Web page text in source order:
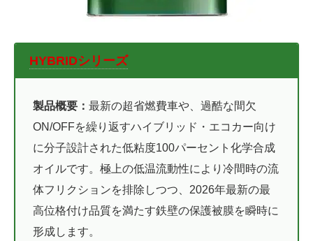
HYBRIDシリーズ
製品概要： 最新の超省燃費車や、過酷な間欠
ON/OFFを繰り返すハイブリッド・エコカー向け
に分子設計された低粘度100パーセント化学合成
オイルです。極上の低温流動性により冷間時の流
体フリクションを排除しつつ、2026年最新の最
高位格付け品質を満たす鉄壁の保護被膜を瞬時に
形成します。